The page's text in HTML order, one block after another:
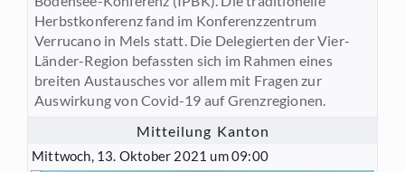
Herbstkonferenz fand im Konferenzzentrum
Verrucano in Mels statt. Die Delegierten der Vier-
Länder-Region befassten sich im Rahmen eines
breiten Austausches vor allem mit Fragen zur
Auswirkung von Covid-19 auf Grenzregionen.
Mitteilung Kanton
Mittwoch, 13. Oktober 2021 um 09:00